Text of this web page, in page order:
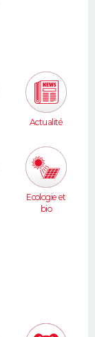
Actualité
Ecologie et
bio